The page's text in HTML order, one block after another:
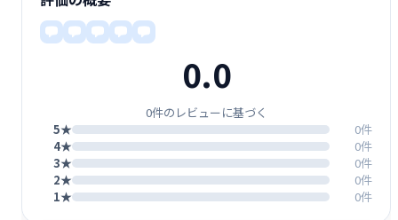
0.0
0件のレビューに基づく
5★
0件
4★
0件
3★
0件
2★
0件
1★
0件